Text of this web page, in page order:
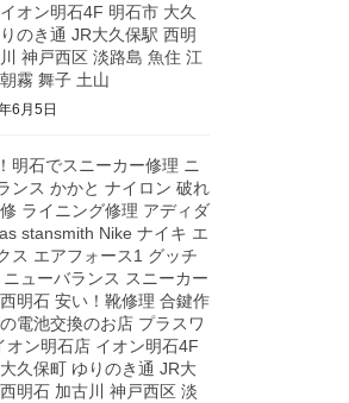
オン明石4F 明石市 大久
のき通 JR大久保駅 西明
神戸西区 淡路島 魚住 江
霧 舞子 土山
6月5日
明石でスニーカー修理 ニ
ンス かかと ナイロン 破れ
ライニング修理 アディダ
stansmith Nike ナイキ エ
ス エアフォース1 グッチ
ューバランス スニーカー
明石 安い！靴修理 合鍵作
電池交換のお店 プラスワ
オン明石店 イオン明石4F
久保町 ゆりのき通 JR大
明石 加古川 神戸西区 淡